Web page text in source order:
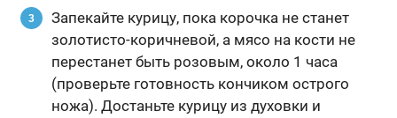
Запекайте курицу, пока корочка не станет
золотисто-коричневой, а мясо на кости не
перестанет быть розовым, около 1 часа
(проверьте готовность кончиком острого
ножа). Достаньте курицу из духовки и